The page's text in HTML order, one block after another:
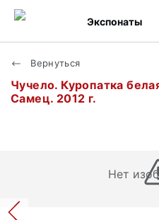
Экспонаты
Вернуться
Чучело. Куропатка
Самец. 2012 г.
Нет